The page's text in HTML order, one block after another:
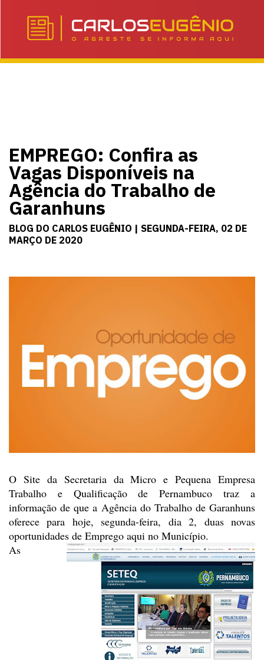
EMPREGO: Confira as
Vagas Disponíveis na
Agência do Trabalho de
Garanhuns
BLOG DO CARLOS EUGÊNIO | SEGUNDA-FEIRA, 02 DE
MARÇO DE 2020
O Site da Secretaria da Micro e Pequena Empresa
Trabalho e Qualificação de Pernambuco traz a
informação de que a Agência do Trabalho de Garanhuns
oferece para hoje, segunda-feira, dia 2, duas novas
oportunidades de Emprego aqui no Município.
As